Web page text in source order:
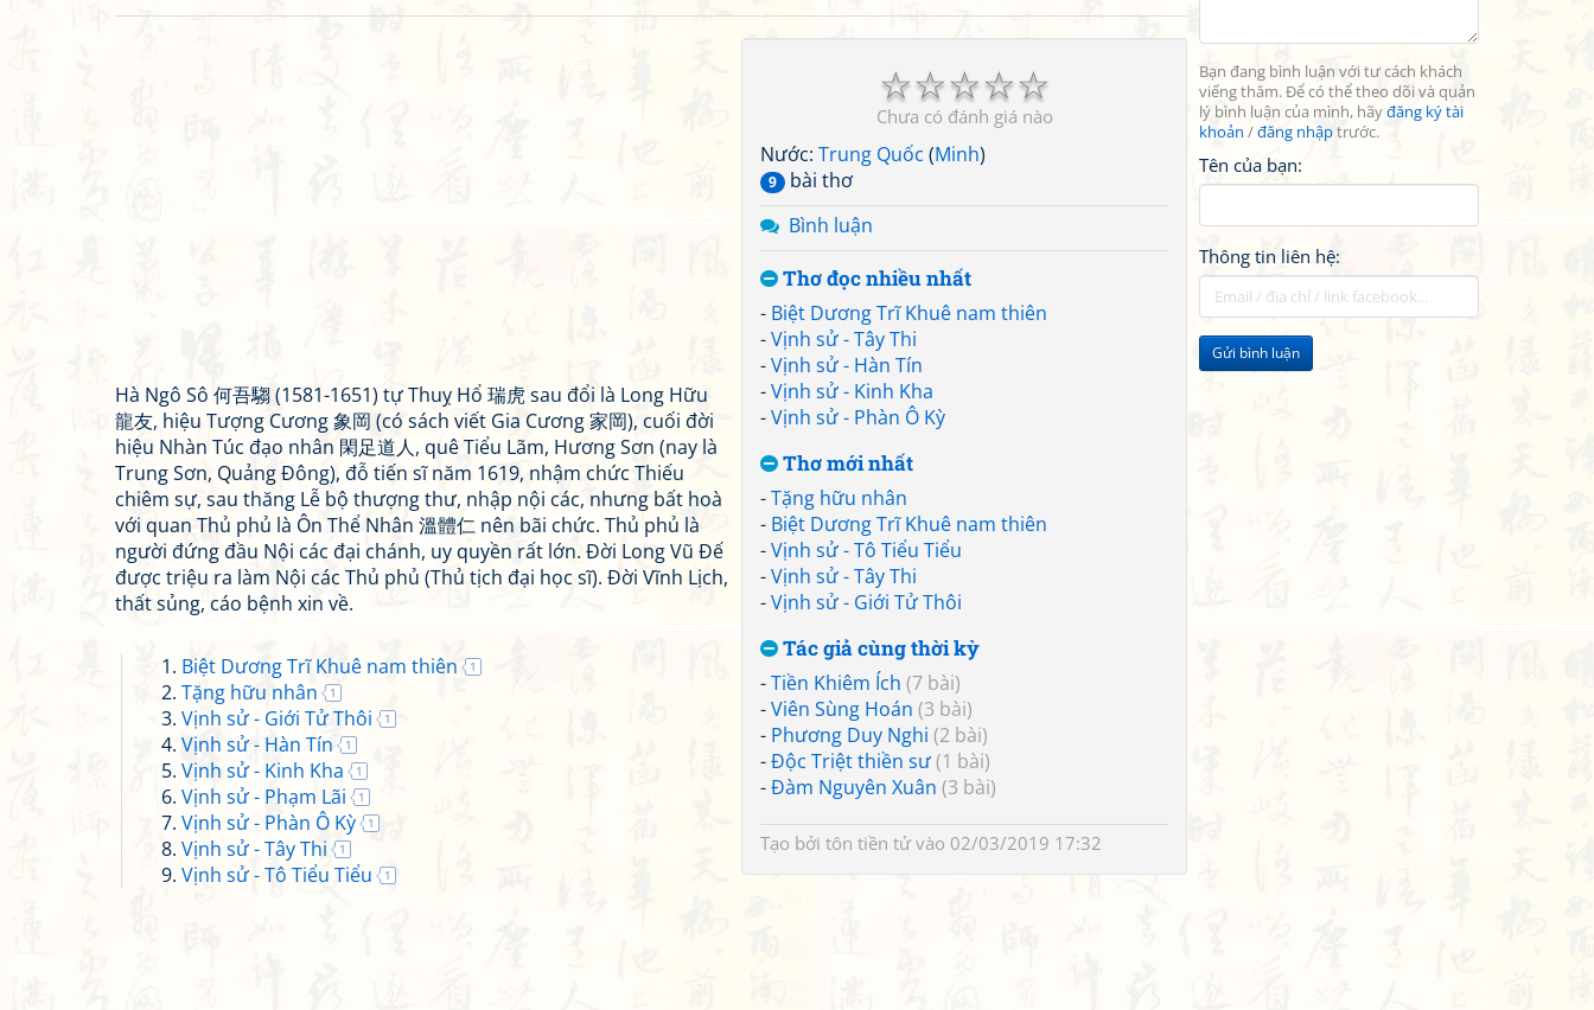
Bạn đang bình luận với tư cách khách
viếng thăm. Để có thể theo dõi và quản
lý bình luận của mình, hãyđăng ký tài
khoản /đăng nhậptrước.
Tên của bạn:
Thông tin liên hệ:
Gửi bình luận
☆
☆
☆
☆
☆
Chưa có đánh giá nào
Nước: Trung Quốc (Minh)
9
bài thơ
Bình luận
Thơ đọc nhiều nhất
- Biệt Dương Trĩ Khuê nam thiên
-Vịnh sử - Tây Thi
-Vịnh sử - Hàn Tín
-Vịnh sử - Kinh Kha
-Vịnh sử - Phàn Ô Kỳ
Thơ mới nhất
-Tặng hữu nhân
- Biệt Dương Trĩ Khuê nam thiên
-Vịnh sử - Tô Tiểu Tiểu
-Vịnh sử - Tây Thi
-Vịnh sử - Giới Tử Thôi
Tác giả cùng thời kỳ
-Tiền Khiêm Ích (7 bài)
-Viên Sùng Hoán (3 bài)
- Phương Duy Nghi (2 bài)
-Độc Triệt thiền sư(1 bài)
-Đàm Nguyên Xuân (3 bài)
Tạo bởi tôn tiền tửvào 02/03/2019 17:32
Hà Ngô Sô 何吾騶 (1581-1651) tự Thuỵ Hổ 瑞虎 sau đổi là Long Hữu
龍友, hiệu Tượng Cương 象岡 (có sách viết Gia Cương 家岡), cuối đời
hiệu Nhàn Túc đạo nhân 閑足道人, quê Tiểu Lãm, Hương Sơn (nay là
Trung Sơn, Quảng Đông), đỗ tiến sĩ năm 1619, nhậm chức Thiếu
chiêm sự, sau thăng Lễ bộ thượng thư, nhập nội các, nhưng bất hoà
với quan Thủ phủ là Ôn Thể Nhân 溫體仁 nên bãi chức. Thủ phủ là
người đứng đầu Nội các đại chánh, uy quyền rất lớn. Đời Long Vũ Đế
được triệu ra làm Nội các Thủ phủ (Thủ tịch đại học sĩ). Đời Vĩnh Lịch,
thất sủng, cáo bệnh xin về.
Biệt Dương Trĩ Khuê nam thiên 1
Tặng hữu nhân 1
Vịnh sử - Giới Tử Thôi 1
Vịnh sử - Hàn Tín 1
Vịnh sử - Kinh Kha 1
Vịnh sử - Phạm Lãi 1
Vịnh sử - Phàn Ô Kỳ 1
Vịnh sử - Tây Thi 1
Vịnh sử - Tô Tiểu Tiểu 1